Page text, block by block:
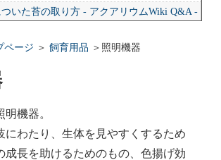
いた苔の取り方 - アクアリウムWiki Q&A - 最
に卵を産まない貝っていますか？ - アクアリ
ページ ＞ 飼育用品 ＞照明機器
機器。
にわたり、生体を見やすくするため
成長を助けるためのもの、色揚げ効